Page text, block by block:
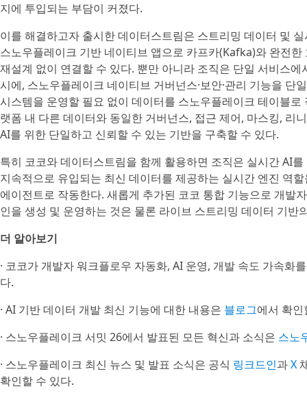
지에 투입되는 부담이 커졌다.
이를 해결하고자 출시한 데이터스트림은 스트리밍 데이터 및
스노우플레이크 기반 네이티브 앱으로 카프카(Kafka)와 완전
재설계 없이 연결할 수 있다. 뿐만 아니라 조직은 단일 서비스
시에, 스노우플레이크 네이티브 거버넌스·보안·관리 기능을
시스템을 운영할 필요 없이 데이터를 스노우플레이크 테이블
랫폼 내 다른 데이터와 동일한 거버넌스, 접근 제어, 마스킹, 리
AI를 위한 단일하고 신뢰할 수 있는 기반을 구축할 수 있다.
특히 코코와 데이터스트림을 함께 활용하면 조직은 실시간 AI
지속적으로 유입되는 최신 데이터를 제공하는 실시간 엔진 역
에이전트로 작동한다. 새롭게 추가된 코코 통합 기능으로 개발
인을 생성 및 운영하는 것은 물론 라이브 스트리밍 데이터 기반
더 알아보기
· 코코가 개발자 워크플로우 자동화, AI 운영, 개발 속도 가속화
다.
· AI 기반 데이터 개발 최신 기능에 대한 내용은 블로그에서 확
· 스노우플레이크 서밋 26에서 발표된 모든 혁신과 소식은 스노
· 스노우플레이크 최신 뉴스 및 발표 소식은 공식 링크드인과X
확인할 수 있다.